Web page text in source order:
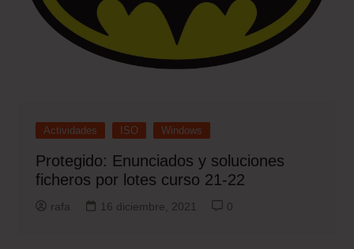
Actividades ISO Windows
Protegido: Enunciados y soluciones
ficheros por lotes curso 21-22
rafa 16 diciembre, 2021 0